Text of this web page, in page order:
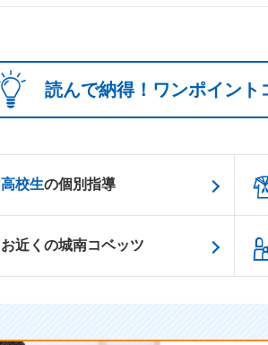
読んで納得！ワンポイント
高校生の個別指導
お近くの城南コベッツ